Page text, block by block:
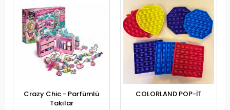
Crazy Chic - Parfümlü
Takılar
COLORLAND POP-İT